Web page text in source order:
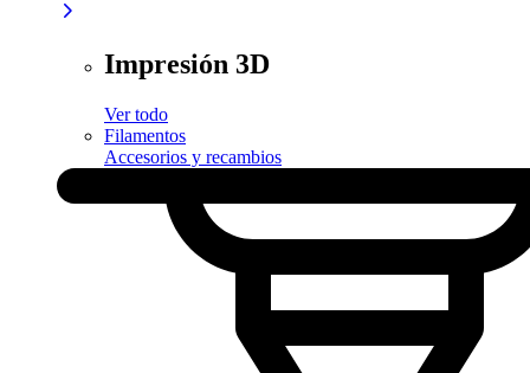
Impresión 3D
Ver todo
Filamentos
Accesorios y recambios